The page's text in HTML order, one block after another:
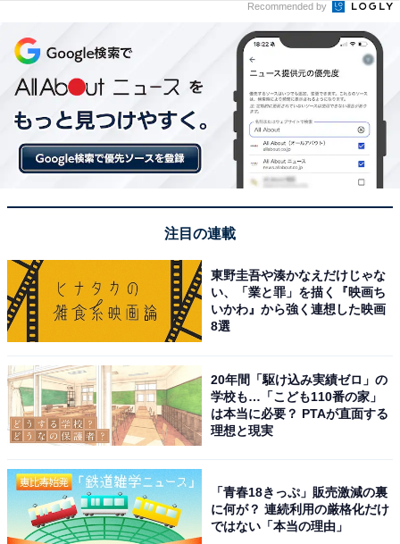
しの湯と極上の食を堪能できる宿
Recommended by
注目の連載
東野圭吾や湊かなえだけじゃな
い、「業と罪」を描く『映画ち
いかわ』から強く連想した映画
8選
20年間「駆け込み実績ゼロ」の
学校も…「こども110番の家」
は本当に必要？ PTAが直面する
理想と現実
「青春18きっぷ」販売激減の裏
に何が？ 連続利用の厳格化だけ
ではない「本当の理由」